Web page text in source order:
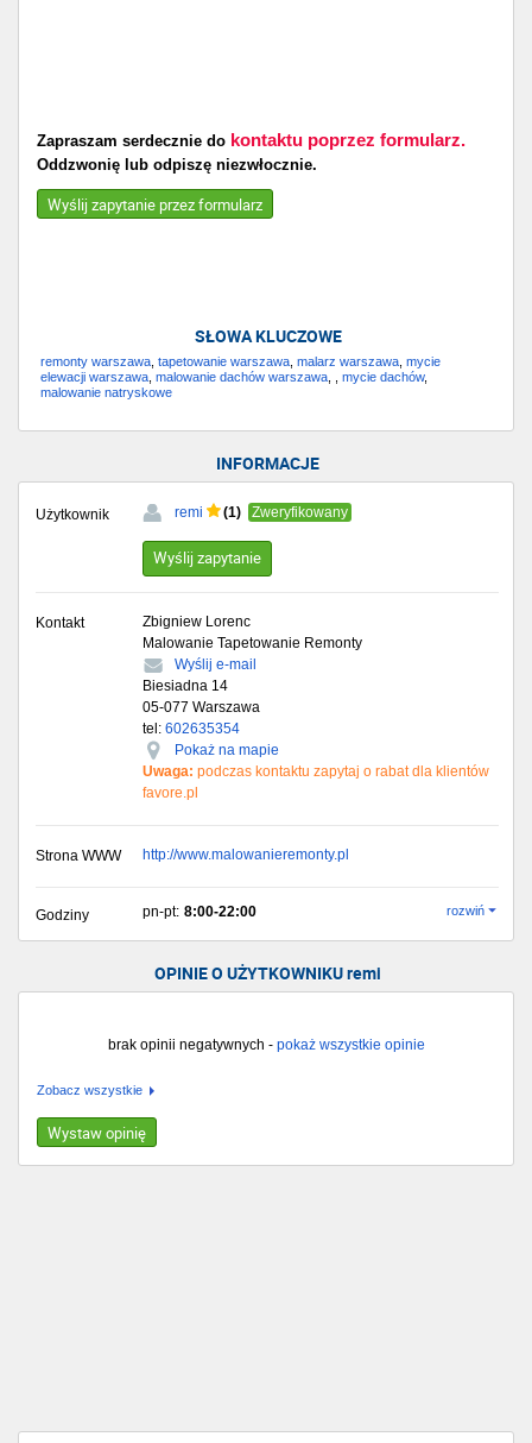
Zapraszam serdecznie do kontaktu poprzez formularz.
Oddzwonię lub odpiszę niezwłocznie.
Wyślij zapytanie przez formularz
SŁOWA KLUCZOWE
remonty warszawa tapetowanie warszawa malarz warszawa mycie
elewacji warszawa malowanie dachów warszawa mycie dachów,
malowanie natryskowe
INFORMACJE
Użytkownik remi (1) Zweryfikowany
Wyślij zapytanie
Kontakt
Zbigniew Lorenc
Malowanie Tapetowanie Remonty
Wyślij e-mail
Biesiadna 14
05-077 Warszawa
tel: 602635354
Pokaż na mapie
Uwaga: podczas kontaktu zapytaj o rabat dla klientów
favore.pl
Strona WWW http://www.malowanieremonty.pl
Godziny pn-pt: 8:00-22:00 rozwiń
OPINIE O UŻYTKOWNIKU remi
brak opinii negatywnych - pokaż wszystkie opinie
Zobacz wszystkie
Wystaw opinię